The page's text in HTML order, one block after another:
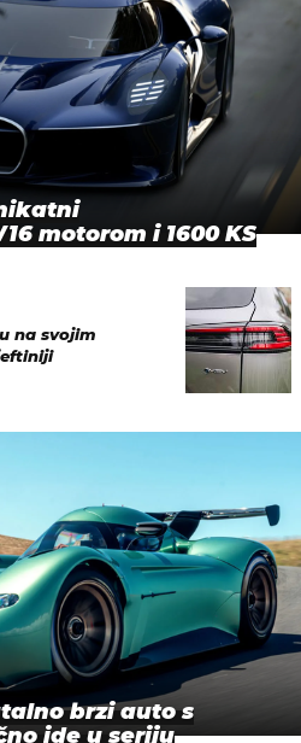
motorom i 1600 KS
na svojim
brzi auto s
ide u seriju